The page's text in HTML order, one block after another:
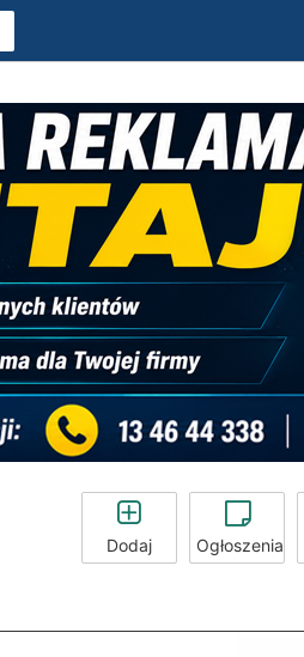
Dodaj Ogłoszenia